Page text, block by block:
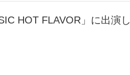
HOT FLAVOR」に出演し